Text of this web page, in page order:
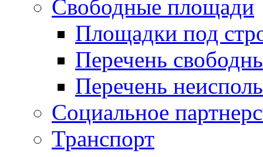
Свободные площади
Площадки под
Перечень
Перечень
Социальное
Транспорт